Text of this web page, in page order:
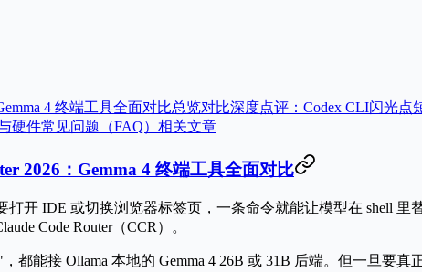
4 终端工具全面对比总览对比深度点评：Codex CLI闪光点
硬件常见问题（FAQ） 相关文章
2026：Gemma 4 终端工具全面对比
开 IDE 或切换浏览器标签页，一条命令就能让模型在 shell 里
Code Router（CCR） 。
能接 Ollama 本地的 Gemma 4 26B 或 31B 后端。但一旦要真